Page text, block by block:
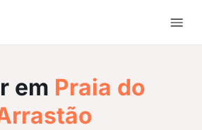
em Praia do